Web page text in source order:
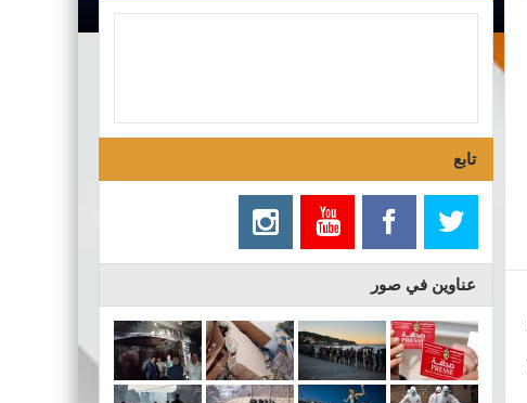
تابع
عناوين في صور